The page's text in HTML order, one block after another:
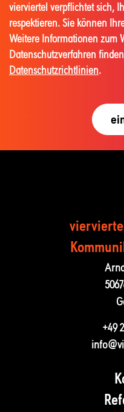
vierviertel verpflichtet sich,
respektieren. Sie können
Weitere Informationen zum
Datenschutzverfahren
Datenschutzrichtlinien.
+49